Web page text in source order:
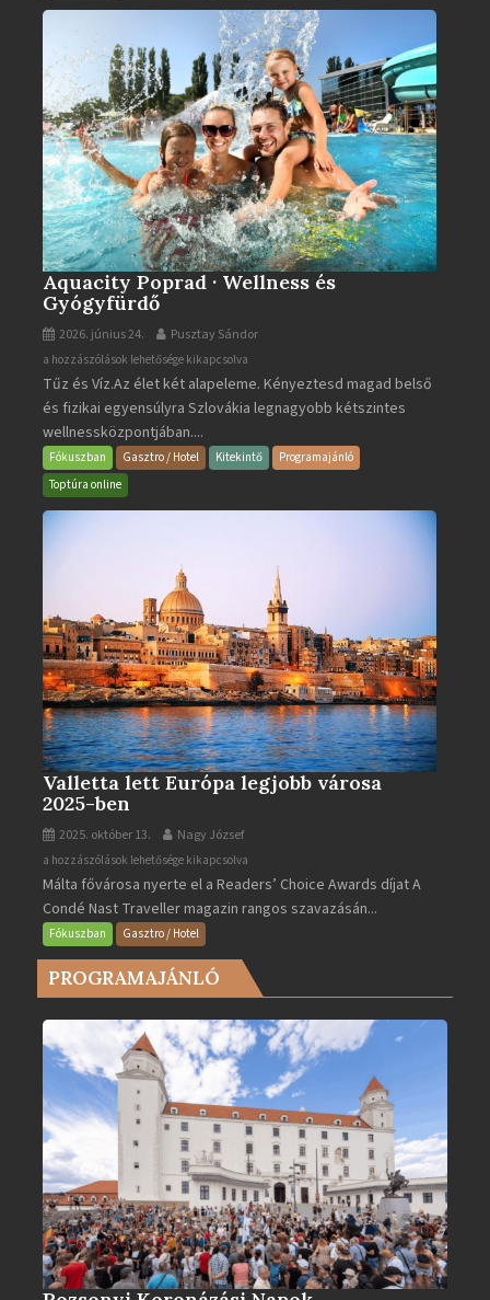
Aquacity Poprad · Wellness és
Gyógyfürdő
2026. június 24. Pusztay Sándor
Aquacity
Poprad
·
Wellness
és
Gyógyfürdő
a hozzászólások lehetősége kikapcsolva
Tűz és Víz.Az élet két alapeleme. Kényeztesd magad belső
és fizikai egyensúlyra Szlovákia legnagyobb kétszintes
wellnessközpontjában....
Fókuszban Gasztro / Hotel Kitekintő
Programajánló
Toptúra online
Valletta lett Európa legjobb városa
2025-ben
2025. október 13. Nagy József
Valletta
lett
Európa
legjobb
2025-
bejegyzéshez
a hozzászólások lehetősége kikapcsolva
Málta fővárosa nyerte el a Readers’ Choice Awards díjat A
Condé Nast Traveller magazin rangos szavazásán...
Fókuszban Gasztro / Hotel
PROGRAMAJÁNLÓ